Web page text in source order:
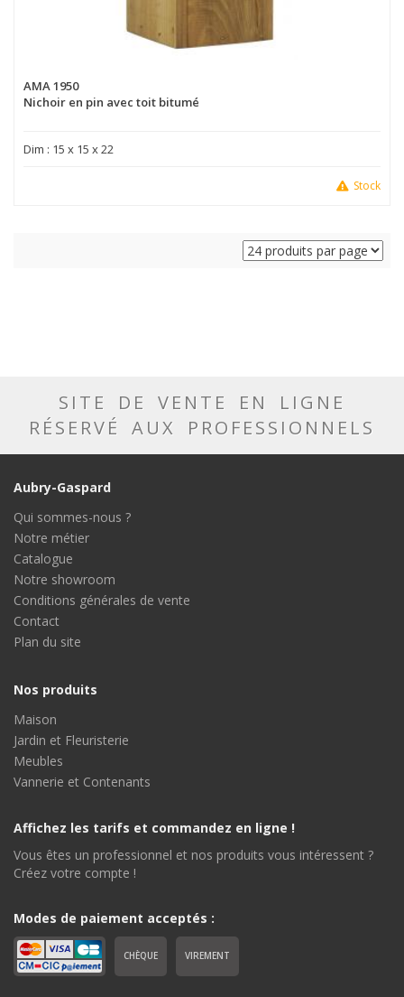
AMA 1950
Nichoir en pin avec toit bitumé
Dim : 15 x 15 x 22
Stock
SITE DE VENTE EN LIGNE
RÉSERVÉ AUX PROFESSIONNELS
Aubry-Gaspard
Qui sommes-nous ?
Notre métier
Catalogue
Notre showroom
Conditions générales de vente
Contact
Plan du site
Nos produits
Maison
Jardin et Fleuristerie
Meubles
Vannerie et Contenants
Affichez les tarifs et commandez en ligne !
Vous êtes un professionnel et nos produits vous intéressent ?
Créez votre compte !
Modes de paiement acceptés :
CHÈQUE VIREMENT